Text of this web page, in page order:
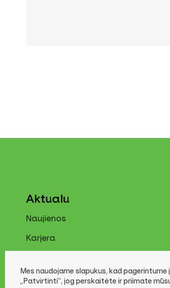
Aktualu
Naujienos
Karjera
Mes naudojame slapukus, kad
„Patvirtinti“, jog perskaitėte ir priimate